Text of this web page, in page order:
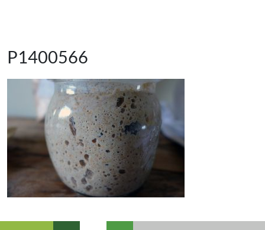
P1400566